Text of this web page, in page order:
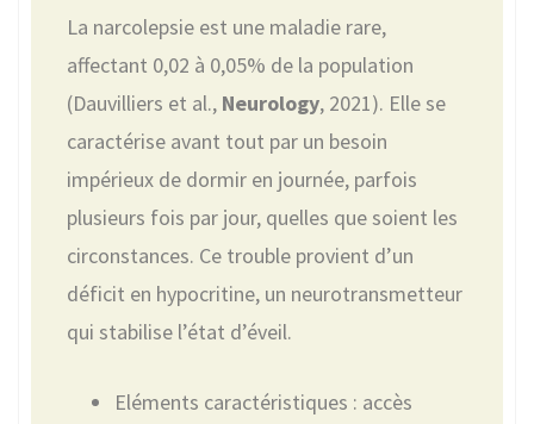
La narcolepsie est une maladie rare,
affectant 0,02 à 0,05% de la population
(Dauvilliers et al., Neurology, 2021). Elle se
caractérise avant tout par un besoin
impérieux de dormir en journée, parfois
plusieurs fois par jour, quelles que soient les
circonstances. Ce trouble provient d’un
déficit en hypocritine, un neurotransmetteur
qui stabilise l’état d’éveil.
Eléments caractéristiques : accès